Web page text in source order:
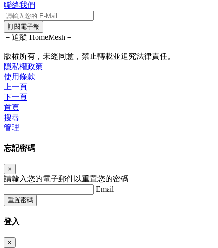
聯絡我們
訂閱電子報
－追蹤 HomeMesh－
版權所有，未經同意，禁止轉載並追究法律責任。
隱私權政策
使用條款
上一頁
下一頁
首頁
搜尋
管理
忘記密碼
×
請輸入您的電子郵件以重置您的密碼
Email
重置密碼
登入
×